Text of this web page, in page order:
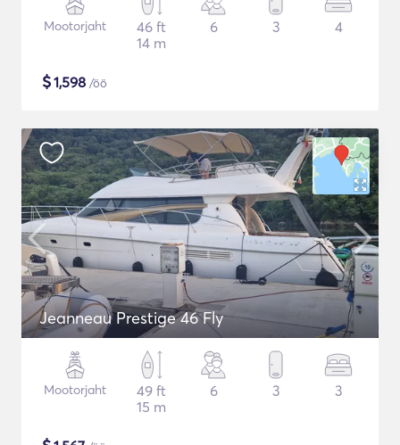
Mootorjaht
46 ft
14 m
6 3 4
$1,598 /öö
Jeanneau Prestige 46 Fly
Mootorjaht
49 ft
15 m
6 3 3